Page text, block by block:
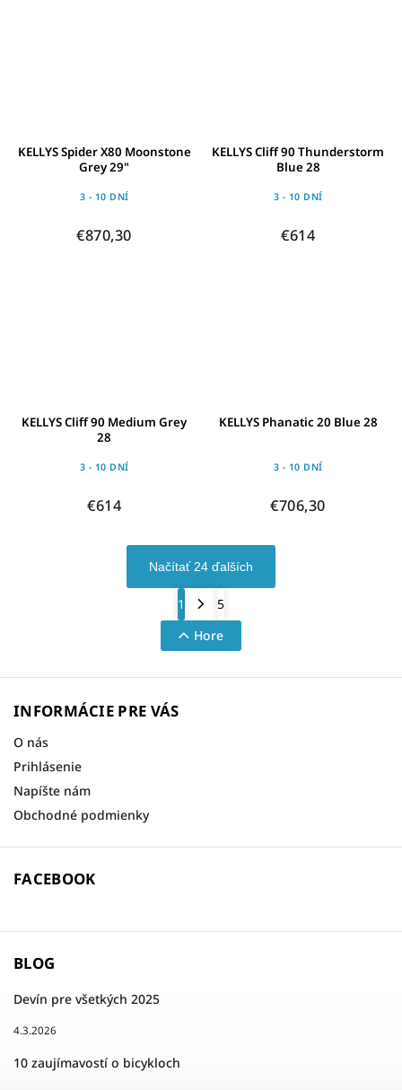
KELLYS Spider X80 Moonstone
Grey 29"
3 - 10 DNÍ
€870,30
KELLYS Cliff 90 Thunderstorm
Blue 28
3 - 10 DNÍ
€614
KELLYS Cliff 90 Medium Grey
28
3 - 10 DNÍ
€614
KELLYS Phanatic 20 Blue 28
3 - 10 DNÍ
€706,30
Načítať 24 ďalších
1
5
Hore
INFORMÁCIE PRE VÁS
O nás
Prihlásenie
Napíšte nám
Obchodné podmienky
FACEBOOK
BLOG
Devín pre všetkých 2025
4.3.2026
10 zaujímavostí o bicykloch